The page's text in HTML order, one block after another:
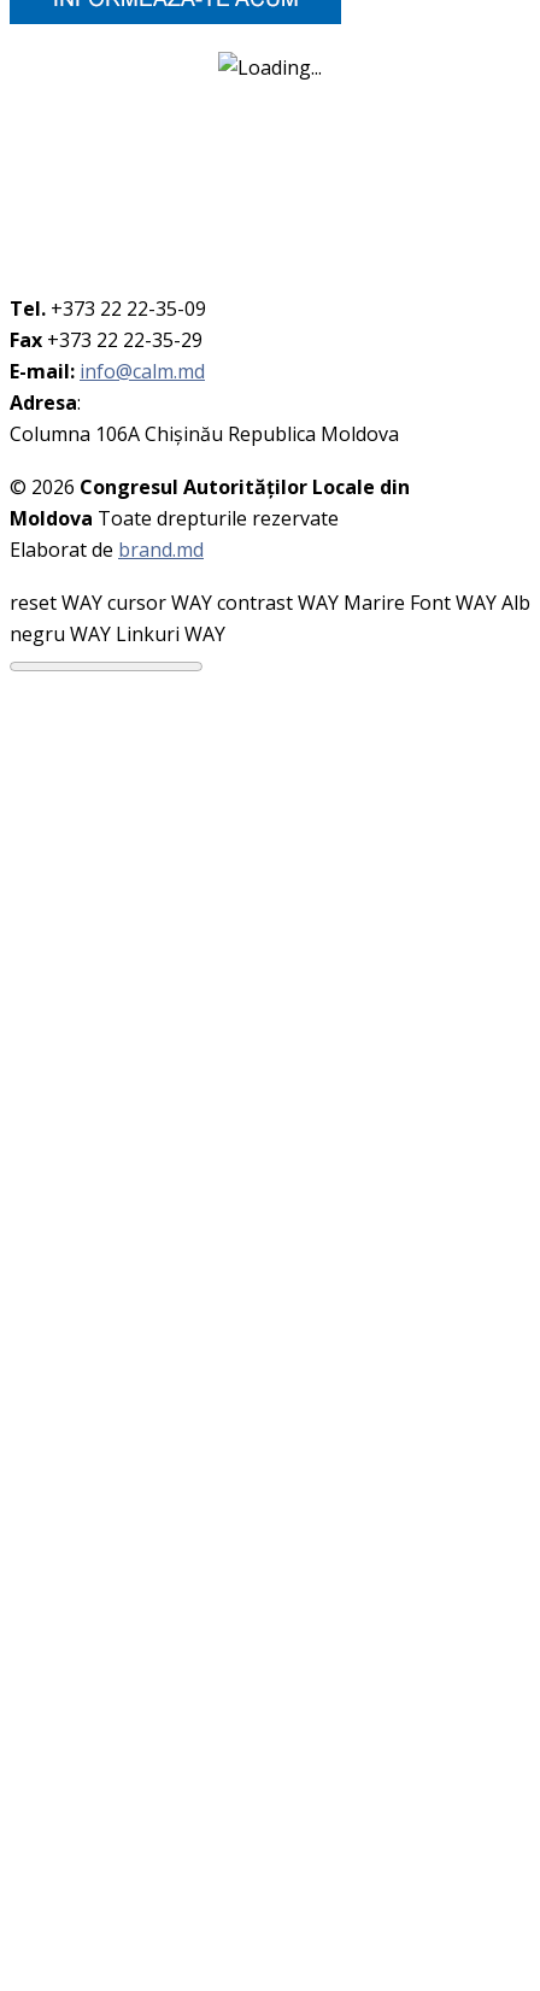
Tel. +373 22 22-35-09
Fax +373 22 22-35-29
E-mail: info@calm.md
Adresa:
Columna 106A Chişinău Republica Moldova
© 2026 Congresul Autorităţilor Locale din
Moldova Toate drepturile rezervate
Elaborat de brand.md
reset WAYcursor WAYcontrast WAY Marire Font WAYAlb
negru WAY Linkuri WAY